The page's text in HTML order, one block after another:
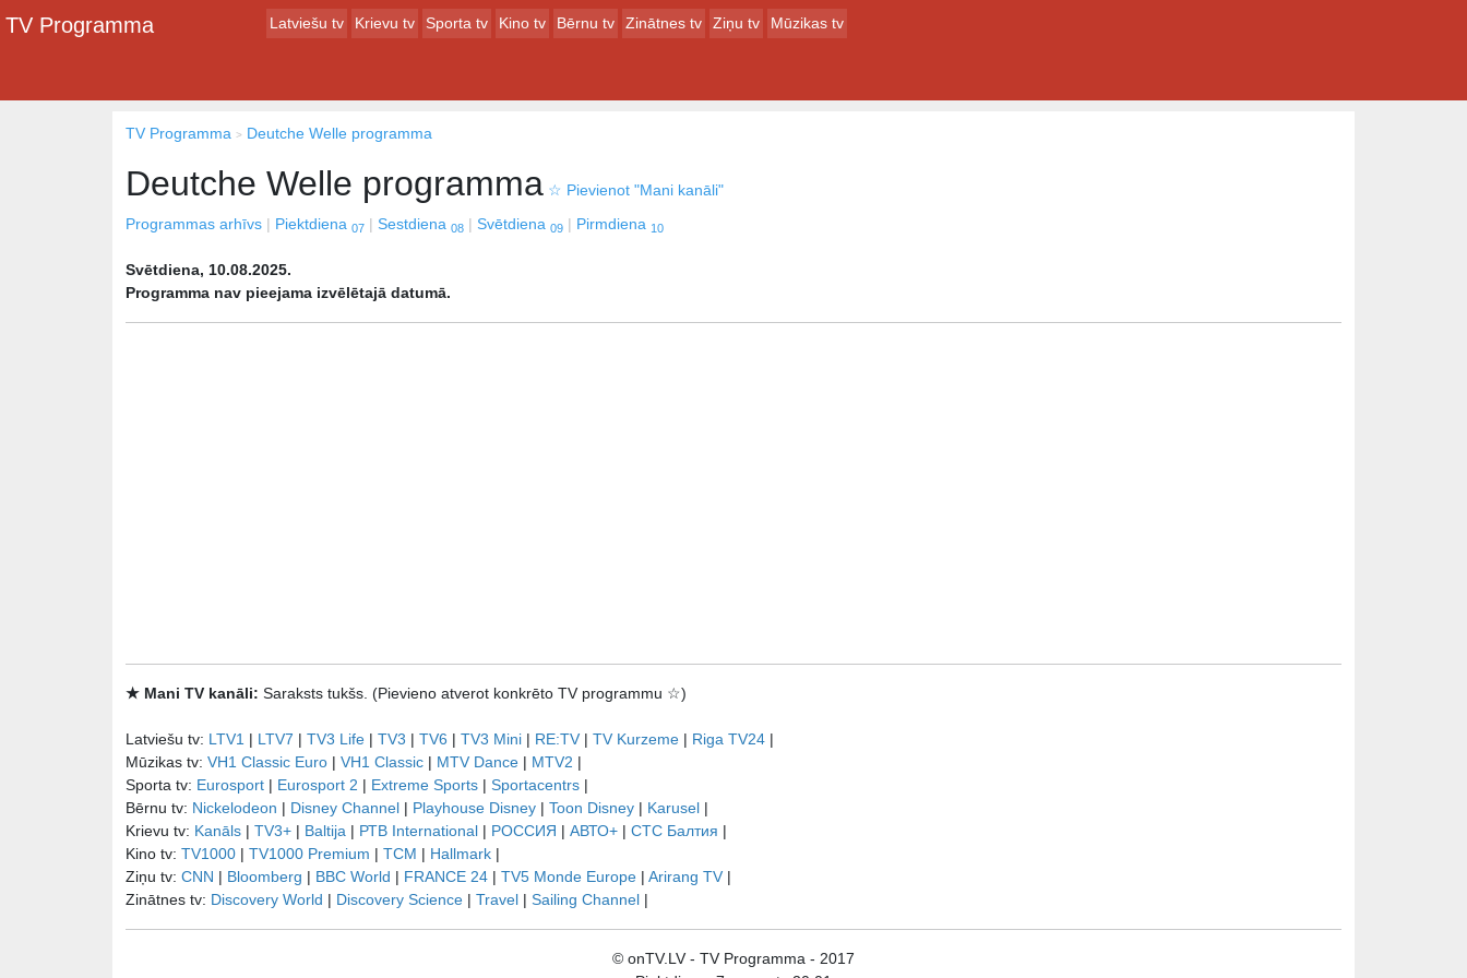
TV Programma Latviešu tv Krievu tv Sporta tv Kino tv Bērnu tv Zinātnes tv Ziņu tv Mūzikas tv
TV Programma Deutche Welle programma
Deutche Welle programma ☆ Pievienot "Mani kanāli"
Programmas arhīvs
Piektdiena 07 Sestdiena 08 Svētdiena 09 Pirmdiena 10
Svētdiena, 10.08.2025.
Programma nav pieejama izvēlētajā datumā.
★ Mani TV kanāli: Saraksts tukšs. (Pievieno atverot konkrēto TV programmu ☆)
Latviešu tv: LTV1 | LTV7 | TV3 Life | TV3 | TV6 | TV3 Mini | RE:TV | TV Kurzeme | Riga TV24 |
Mūzikas tv: VH1 Classic Euro | VH1 Classic | MTV Dance | MTV2 |
Sporta tv: Eurosport | Eurosport 2 | Extreme Sports | Sportacentrs |
Bērnu tv: Nickelodeon | Disney Channel | Playhouse Disney | Toon Disney | Karusel |
Krievu tv: Kanāls | TV3+ | Baltija | РТB International | РОССИЯ | АВТО+ | СТС Балтия |
Kino tv: TV1000 | TV1000 Premium | TCM | Hallmark |
Ziņu tv: CNN | Bloomberg | BBC World | FRANCE 24 | TV5 Monde Europe | Arirang TV |
Zinātnes tv: Discovery World | Discovery Science | Travel | Sailing Channel |
© onTV.LV - TV Programma - 2017